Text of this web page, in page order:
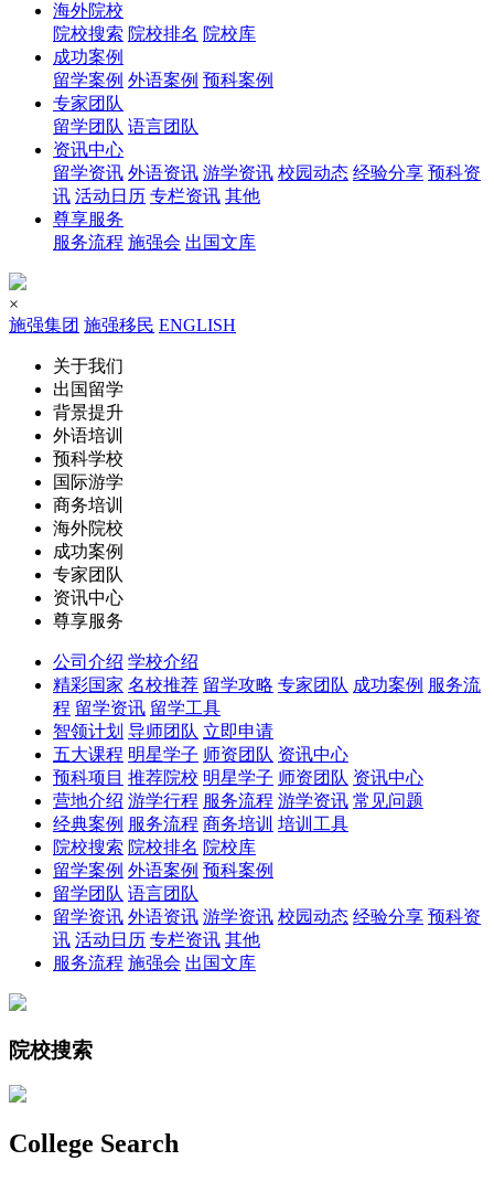
海外院校
院校搜索 院校排名 院校库
成功案例
留学案例 外语案例 预科案例
专家团队
留学团队 语言团队
资讯中心
留学资讯 外语资讯 游学资讯 校园动态 经验分享 预科资
讯 活动日历 专栏资讯 其他
尊享服务
服务流程 施强会 出国文库
×
施强集团 施强移民 ENGLISH
关于我们
出国留学
背景提升
外语培训
预科学校
国际游学
商务培训
海外院校
成功案例
专家团队
资讯中心
尊享服务
公司介绍 学校介绍
精彩国家 名校推荐 留学攻略 专家团队 成功案例 服务流
程 留学资讯 留学工具
智领计划 导师团队 立即申请
五大课程 明星学子 师资团队 资讯中心
预科项目 推荐院校 明星学子 师资团队 资讯中心
营地介绍 游学行程 服务流程 游学资讯 常见问题
经典案例 服务流程 商务培训 培训工具
院校搜索 院校排名 院校库
留学案例 外语案例 预科案例
留学团队 语言团队
留学资讯 外语资讯 游学资讯 校园动态 经验分享 预科资
讯 活动日历 专栏资讯 其他
服务流程 施强会 出国文库
院校搜索
College Search